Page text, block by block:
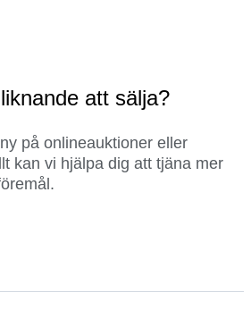
att sälja?
på onlineauktioner eller
kan vi hjälpa dig att tjäna mer